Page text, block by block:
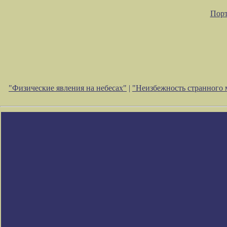
"Физические явления на небесах" | "Неизбежность